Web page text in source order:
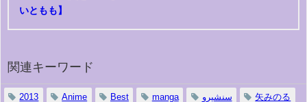
いともも】
関連キーワード
2013 Anime Best manga سنشيرو 矢みのる